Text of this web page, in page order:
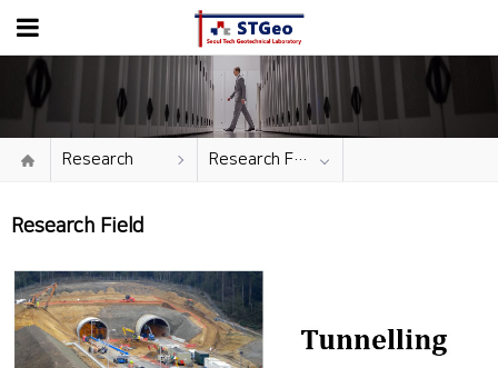
Research Research Field
Research Field